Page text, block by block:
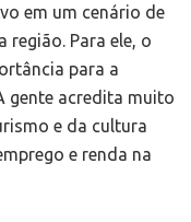
em um cenário de
Para ele, o
para a
gente acredita muito
e da cultura
e renda na